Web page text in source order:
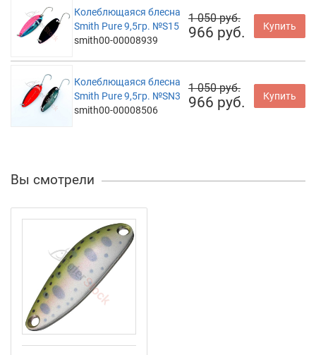
Колеблющаяся блесна
Smith Pure 9,5гр. №S15
smith00-00008939
1 050 руб.
966 руб. Купить
Колеблющаяся блесна
Smith Pure 9,5гр. №SN3
smith00-00008506
1 050 руб.
966 руб. Купить
Вы смотрели